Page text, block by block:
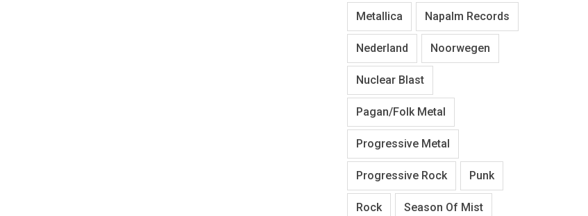
Metallica Napalm Records
Nederland Noorwegen
Nuclear Blast
Pagan/Folk Metal
Progressive Metal
Progressive Rock Punk
Rock Season Of Mist